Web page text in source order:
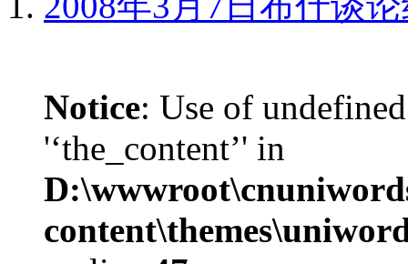
Notice: Use of
'‘the_content’' in